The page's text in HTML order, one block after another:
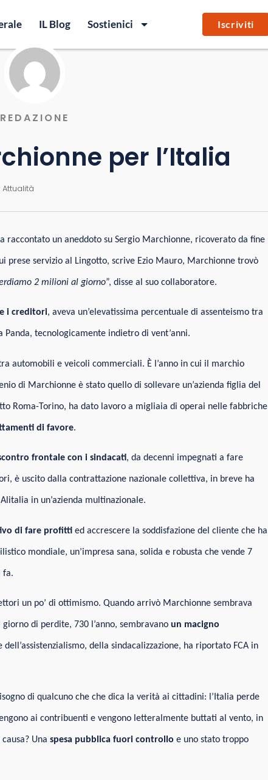
IL Blog Sostienici Iscriviti
REDAZIONE
per l’Italia
Attualità
raccontato un aneddoto su Sergio Marchionne, ricoverato da fine
prese servizio al Lingotto, scrive Ezio Mauro, Marchionne trovò
2 milioni al giorno”, disse al suo collaboratore.
i creditori, aveva un’elevatissima percentuale di assenteismo tra
tecnologicamente indietro di vent’anni.
automobili e veicoli commerciali. È l’anno in cui il marchio
di Marchionne è stato quello di sollevare un’azienda figlia del
Roma-Torino, ha dato lavoro a migliaia di operai nelle fabbriche
di favore.
frontale con i sindacati, da decenni impegnati a fare
è uscito dalla contrattazione nazionale collettiva, in breve ha
in un’azienda multinazionale.
di fare profitti ed accrescere la soddisfazione del cliente che ha
mondiale, un’impresa sana, solida e robusta che vende 7
fa.
un po’ di ottimismo. Quando arrivò Marchionne sembrava
di perdite, 730 l’anno, sembravano un macigno
della sindacalizzazione, ha riportato FCA in
di qualcuno che che dica la verità ai cittadini: l’Italia perde
ai contribuenti e vengono letteralmente buttati al vento, in
Una spesa pubblica fuori controllo e uno stato troppo